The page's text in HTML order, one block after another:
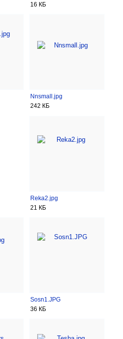
16 КБ
Nnsmall.jpg
242 КБ
Reka2.jpg
21 КБ
Sosn1.JPG
36 КБ